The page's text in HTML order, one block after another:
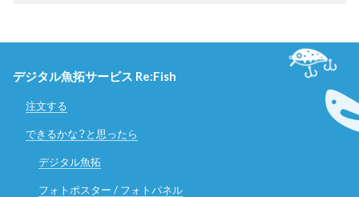
デジタル魚拓サービス Re:Fish
注文する
できるかな？と思ったら
デジタル魚拓
フォトポスター / フォトパネル